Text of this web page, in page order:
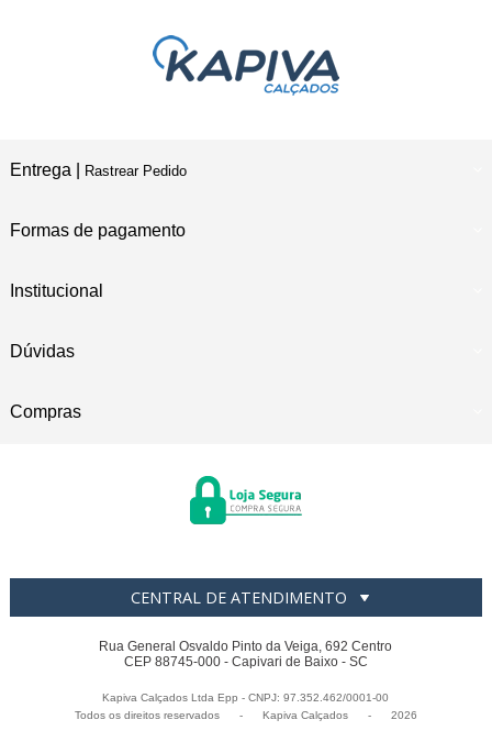
Entrega | Rastrear Pedido
Formas de pagamento
Institucional
Dúvidas
Compras
CENTRAL DE ATENDIMENTO
Rua General Osvaldo Pinto da Veiga, 692 Centro
CEP 88745-000 - Capivari de Baixo - SC
Kapiva Calçados Ltda Epp - CNPJ: 97.352.462/0001-00
Todos os direitos reservados
- Kapiva Calçados - 2026